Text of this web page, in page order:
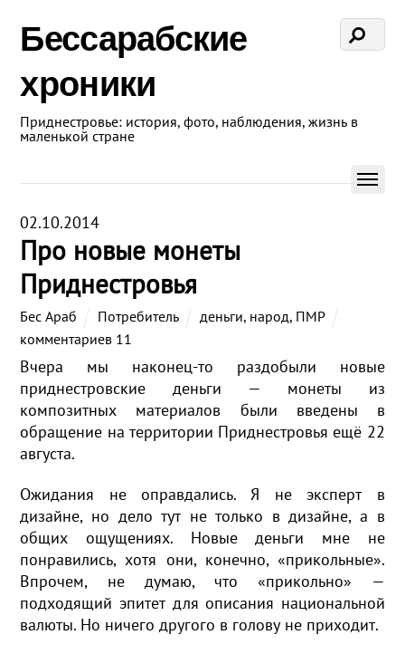
Бессарабские
хроники
Приднестровье: история, фото, наблюдения, жизнь в
маленькой стране
02.10.2014
Про новые монеты
Приднестровья
Бес Араб Потребитель деньги, народ, ПМР
комментариев 11
Вчера мы наконец-то раздобыли новые
приднестровские деньги — монеты из
композитных материалов были введены в
обращение на территории Приднестровья ещё 22
августа.
Ожидания не оправдались. Я не эксперт в
дизайне, но дело тут не только в дизайне, а в
общих ощущениях. Новые деньги мне не
понравились, хотя они, конечно, «прикольные».
Впрочем, не думаю, что «прикольно» —
подходящий эпитет для описания национальной
валюты. Но ничего другого в голову не приходит.